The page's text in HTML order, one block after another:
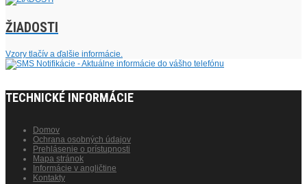
ŽIADOSTI
Vzory tlačív a ďalšie informácie.
TECHNICKÉ INFORMÁCIE
Domov
Ochrana osobných údajov
Prehlásenie o prístupnosti
Mapa stránok
Informácie v angličtine
Kontakty